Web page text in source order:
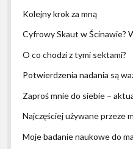
Kolejny krok za mną
Cyfrowy Skaut w Ścinawie?
O co chodzi z tymi sektami?
Potwierdzenia nadania są
Zaproś mnie do siebie –
Najczęściej używane przeze
Moje badanie naukowe do